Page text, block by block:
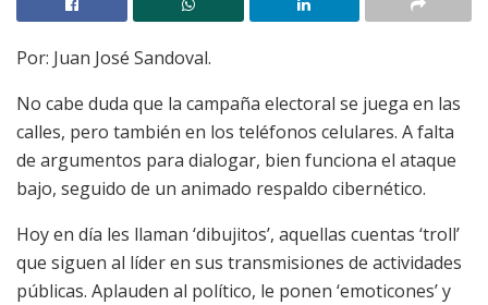
Por: Juan José Sandoval.
No cabe duda que la campaña electoral se juega en las
calles, pero también en los teléfonos celulares. A falta
de argumentos para dialogar, bien funciona el ataque
bajo, seguido de un animado respaldo cibernético.
Hoy en día les llaman ‘dibujitos’, aquellas cuentas ‘troll’
que siguen al líder en sus transmisiones de actividades
públicas. Aplauden al político, le ponen ‘emoticones’ y